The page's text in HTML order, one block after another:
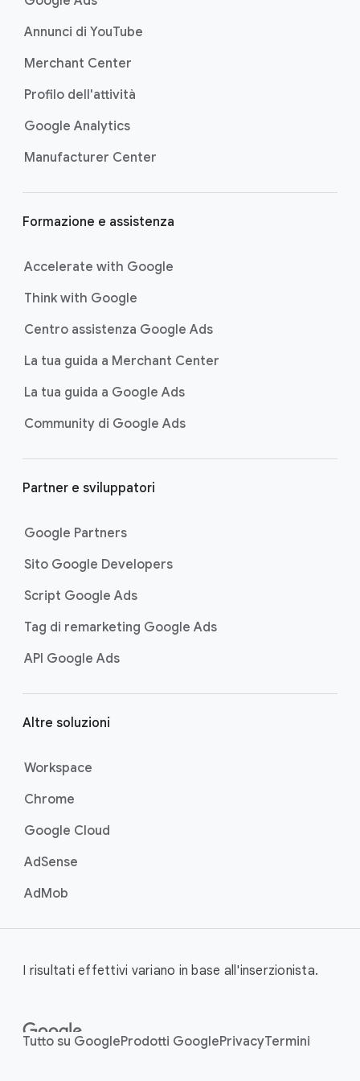
Annunci di YouTube
Merchant Center
Profilo dell'attività
Google Analytics
Manufacturer Center
Formazione e assistenza
Accelerate with Google
Think with Google
Centro assistenza Google Ads
La tua guida a Merchant Center
La tua guida a Google Ads
Community di Google Ads
Partner e sviluppatori
Google Partners
Sito Google Developers
Script Google Ads
Tag di remarketing Google Ads
API Google Ads
Altre soluzioni
Workspace
Chrome
Google Cloud
AdSense
AdMob
I risultati effettivi variano in base all'inserzionista.
Tutto su GoogleProdotti GooglePrivacyTermini